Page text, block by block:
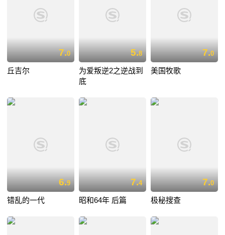
7.0
丘吉尔
5.8
为爱叛逆2之逆战到
底
7.0
美国牧歌
6.9
错乱的一代
7.4
昭和64年 后篇
7.0
极秘搜查